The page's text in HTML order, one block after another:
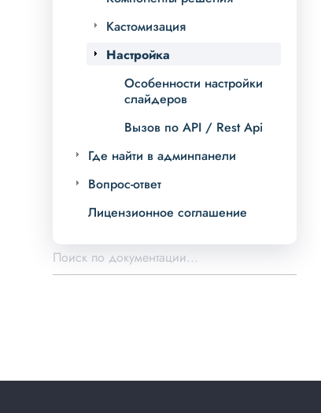
Кастомизация
Настройка
Особенности настройки
слайдеров
Вызов по API / Rest Api
Где найти в админпанели
Вопрос-ответ
Лицензионное соглашение